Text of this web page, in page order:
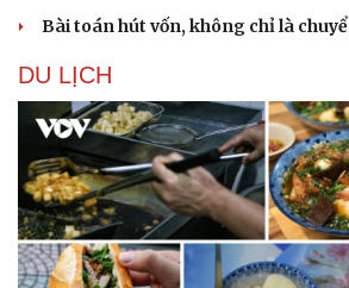
Phòng mạch online
Ăn sạch sống khỏe
Bài toán hút vốn, không chỉ là
DU LỊCH